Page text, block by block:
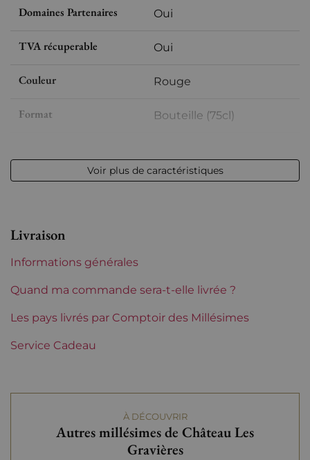
Domaines Partenaires Oui
TVA récuperable Oui
Couleur Rouge
Format Bouteille (75cl)
Volume 12,50 % vol - 75 cl
Etiquette Parfaite
Région Bordeaux
Maturité
Moins de 30 €
Voir plus de caractéristiques
Livraison
Informations générales
Quand ma commande sera-t-elle livrée ?
Les pays livrés par Comptoir des Millésimes
Service Cadeau
À DÉCOUVRIR
Autres millésimes de Château Les
Gravières